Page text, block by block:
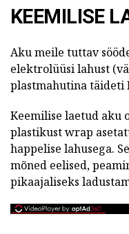
KEEMILISE
Aku meile tuttav
elektrolüüsi lahust
plastmahutina täideti
Keemilise laetud aku
plastikust wrap
happelise lahusega.
mõned eelised,
pikaajaliseks